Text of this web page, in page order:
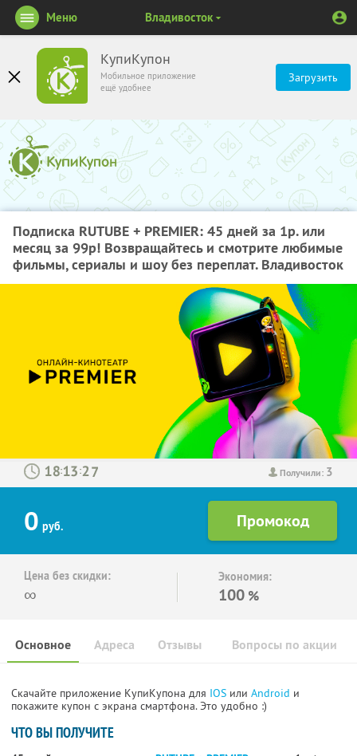
КупиКупон
Мобильное приложение
ещё удобнее
Загрузить
Меню Владивосток
Подписка RUTUBE + PREMIER: 45 дней за 1р. или
месяц за 99р! Возвращайтесь и смотрите любимые
фильмы, сериалы и шоу без переплат. Владивосток
Получили: 3
: :
0 руб.
Цена без скидки:
∞
Экономия:
100 %
Основное Отзывы Вопросы по акции
Адреса
Скачайте приложение КупиКупона для IOS или Android и
покажите купон с экрана смартфона. Это удобно :)
ЧТО ВЫ ПОЛУЧИТЕ